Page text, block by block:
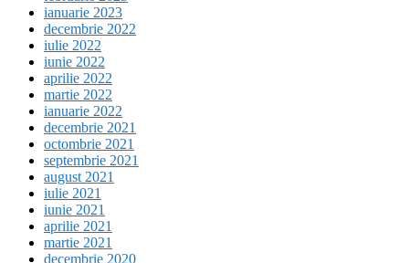
ianuarie 2023
decembrie 2022
iulie 2022
iunie 2022
aprilie 2022
martie 2022
ianuarie 2022
decembrie 2021
octombrie 2021
septembrie 2021
august 2021
iulie 2021
iunie 2021
aprilie 2021
martie 2021
decembrie 2020